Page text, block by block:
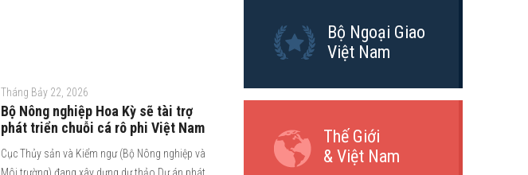
Tháng Bảy 22, 2026
Bộ Nông nghiệp Hoa Kỳ sẽ tài trợ
phát triển chuỗi cá rô phi Việt Nam
Cục Thủy sản và Kiểm ngư (Bộ Nông nghiệp và
Bộ Ngoại Giao
Việt Nam
Thế Giới
& Việt Nam